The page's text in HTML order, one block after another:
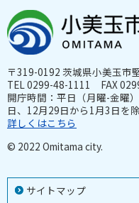
サイトマップ
〒319-0192 茨城県小美玉市
TEL 0299-48-1111 FAX
開庁時間：平日（月曜-金曜
日、12月29日から1月3日を
詳しくはこちら
© 2022 Omitama city.